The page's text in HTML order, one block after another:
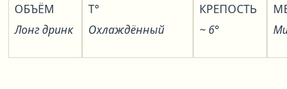
ОБЪЁМ
Лонг дринк
T°
Охлаждённый
КРЕПОСТЬ
~ 6°